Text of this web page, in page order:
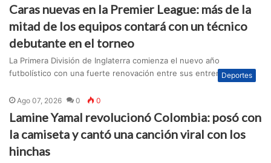
Caras nuevas en la Premier League: más de la
mitad de los equipos contará con un técnico
debutante en el torneo
La Primera División de Inglaterra comienza el nuevo año
futbolístico con una fuerte renovación entre sus entrenadores....
Deportes
Ago 07, 2026 0 0
Lamine Yamal revolucionó Colombia: posó con
la camiseta y cantó una canción viral con los
hinchas